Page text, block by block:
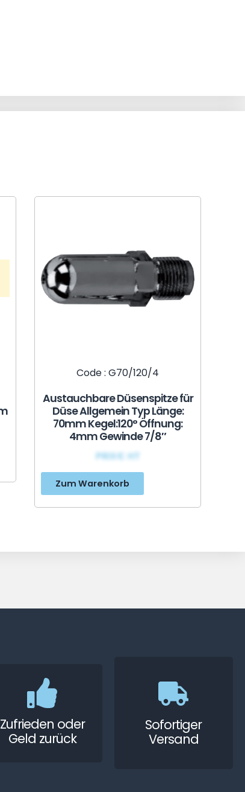
Code : G70/120/4
Austauchbare Düsenspitze für
Düse Allgemein Typ Länge:
70mm Kegel:120° Öffnung:
4mm Gewinde 7/8″
PRIX€ HT
Zum Warenkorb
Zufrieden oder
Geld zurück
Sofortiger
Versand